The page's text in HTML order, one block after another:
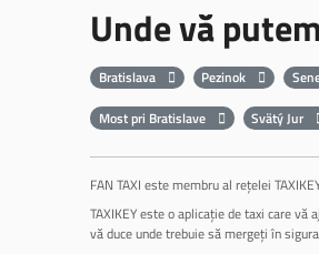
Unde vă
Bratislava Pezinok
Most pri Bratislave
Svätý Jur
FAN TAXI este membru al rețelei
TAXIKEY este o aplicație de taxi care
vă duce unde trebuie să mergeți în